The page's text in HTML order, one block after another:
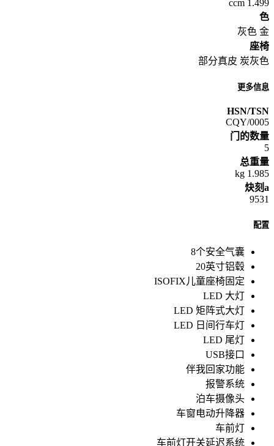
1.499 ccm
色
灰色 金
座椅
部分真皮 炭灰色
更多信息
HSN/TSN
0005/CQY
门的数量
5
总重量
1.985 kg
炔刻a
9531
配置
8个安全气囊
20英寸铝毂
ISOFIX儿童座椅固定
LED 大灯
LED 矩阵式大灯
LED 日间行车灯
LED 尾灯
USB接口
伴我回家功能
报警系统
泊车摄像头
车窗电动升降器
车前灯
车前灯开关延迟系统